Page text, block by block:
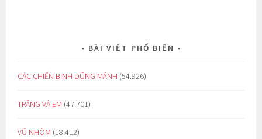
BÀI VIẾT PHỔ BIẾN
CÁC CHIẾN BINH DŨNG MÃNH (54.926)
TRĂNG VÀ EM (47.701)
VŨ NHÔM (18.412)